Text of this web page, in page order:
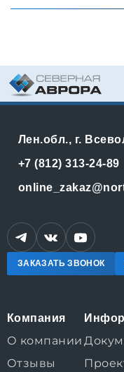
Лен.обл., г.
+7 (812) 313-24-89
ЗАКАЗАТЬ ЗВОНОК
Компания
О компании
Отзывы